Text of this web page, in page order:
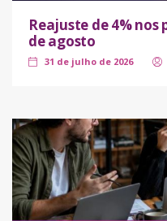
Reajuste de 4% nos
de agosto
31 de julho de 2026